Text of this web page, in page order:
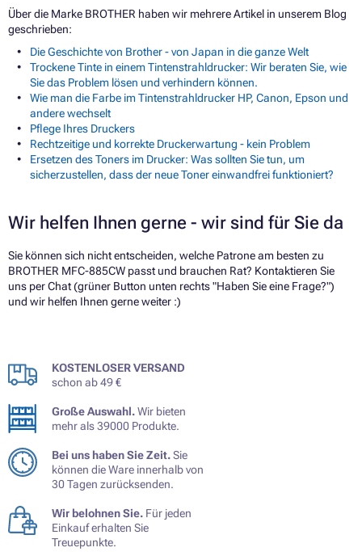
Über die Marke BROTHER haben wir mehrere Artikel in unserem Blog
geschrieben:
Die Geschichte von Brother - von Japan in die ganze Welt
Trockene Tinte in einem Tintenstrahldrucker: Wir beraten Sie, wie
Sie das Problem lösen und verhindern können.
Wie man die Farbe im Tintenstrahldrucker HP, Canon, Epson und
andere wechselt
Pflege Ihres Druckers
Rechtzeitige und korrekte Druckerwartung - kein Problem
Ersetzen des Toners im Drucker: Was sollten Sie tun, um
sicherzustellen, dass der neue Toner einwandfrei funktioniert?
Wir helfen Ihnen gerne - wir sind für Sie da
Sie können sich nicht entscheiden, welche Patrone am besten zu
BROTHER MFC-885CW passt und brauchen Rat? Kontaktieren Sie
uns per Chat (grüner Button unten rechts "Haben Sie eine Frage?")
und wir helfen Ihnen gerne weiter :)
KOSTENLOSER VERSAND
schon ab 49 €
Große Auswahl.Wir bieten
mehr als 39000 Produkte.
Bei uns haben Sie Zeit.Sie
können die Ware innerhalb von
30 Tagen zurücksenden.
Wir belohnen Sie. Für jeden
Einkauf erhalten Sie
Treuepunkte.